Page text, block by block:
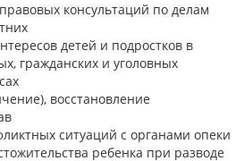
консультаций по делам
детей и подростков в
гражданских и уголовных
восстановление
ситуаций с органами опеки
ребенка при разводе